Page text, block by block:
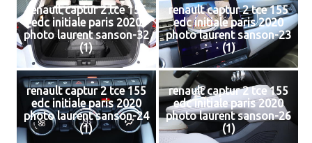
renault captur 2 tce 155
edc initiale paris 2020
photo laurent sanson-32
(1)
renault captur 2 tce 155
edc initiale paris 2020
photo laurent sanson-23
(1)
renault captur 2 tce 155
edc initiale paris 2020
photo laurent sanson-24
(1)
renault captur 2 tce 155
edc initiale paris 2020
photo laurent sanson-26
(1)